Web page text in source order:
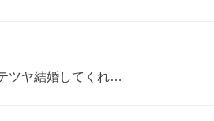
ツヤ結婚してくれ…